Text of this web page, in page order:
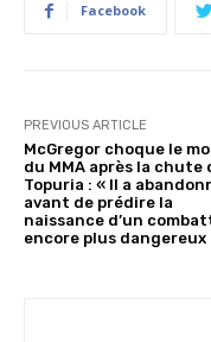
Facebook
PREVIOUS ARTICLE
McGregor choque le
du MMA après la chute
Topuria : « Il a
avant de prédire la
naissance d’un
encore plus dangereux